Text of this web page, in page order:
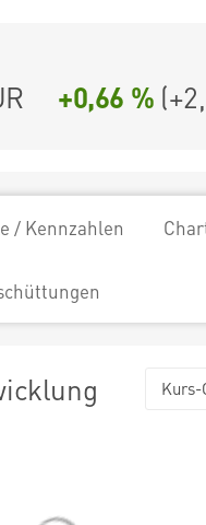
+0,66 % (
/ Kennzahlen
Kurs-